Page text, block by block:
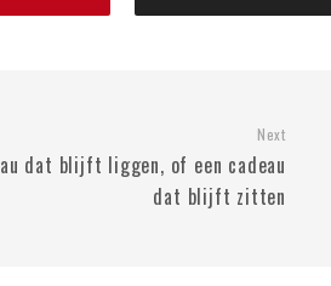
Next
dat blijft liggen, of een cadeau
dat blijft zitten